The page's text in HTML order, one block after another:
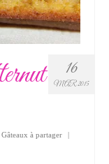
16
MAR 2015
Gâteaux à partager |